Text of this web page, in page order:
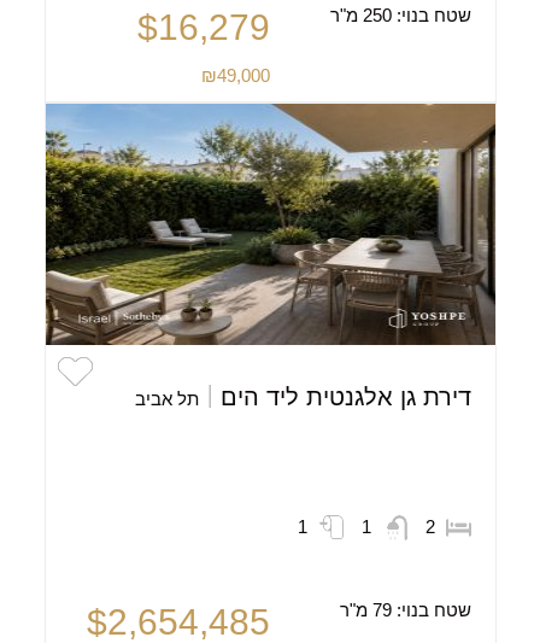
שטח בנוי:250 מ"ר $16,279
₪49,000
דירת גן אלגנטית ליד הים תל אביב
2
1
1
שטח בנוי:79 מ"ר $2,654,485